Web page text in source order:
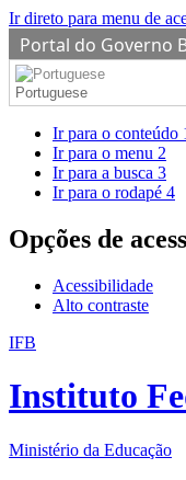
Ir direto para menu de
Portal do Governo
Portuguese
Ir para o conteúdo
Ir para o menu 2
Ir para a busca 3
Ir para o rodapé 4
Opções de
Acessibilidade
Alto contraste
IFB
Instituto
Ministério da Educação